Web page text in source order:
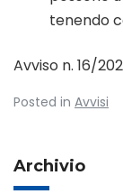
tenendo
Avviso n. 16/
Posted in Avvisi
Archivio